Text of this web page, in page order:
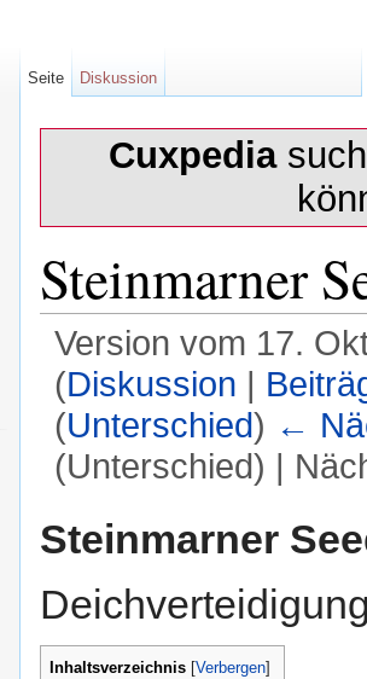
Cuxpedia
Steinmarner
Version vom 17.
(Diskussion |
(Unterschied) ←
(Unterschied) |
Steinmarner
Inhaltsverzeichnis Verbergen
Seite Diskussion